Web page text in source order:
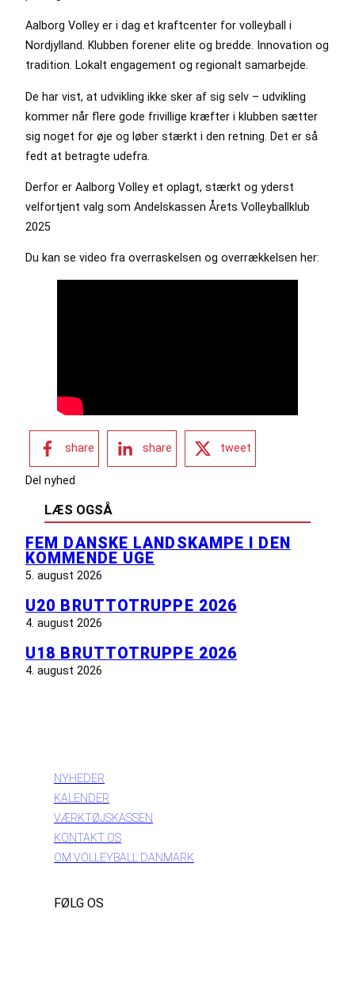
Aalborg Volley er i dag et kraftcenter for volleyball i
Nordjylland. Klubben forener elite og bredde. Innovation og
tradition. Lokalt engagement og regionalt samarbejde.
De har vist, at udvikling ikke sker af sig selv – udvikling
kommer når flere gode frivillige kræfter i klubben sætter
sig noget for øje og løber stærkt i den retning. Det er så
fedt at betragte udefra.
Derfor er Aalborg Volley et oplagt, stærkt og yderst
velfortjent valg som Andelskassen Årets Volleyballklub
2025
Du kan se video fra overraskelsen og overrækkelsen her:
share share tweet
Del nyhed
LÆS OGSÅ
FEM DANSKE LANDSKAMPE I DEN
KOMMENDE UGE
5. august 2026
U20 BRUTTOTRUPPE 2026
4. august 2026
U18 BRUTTOTRUPPE 2026
4. august 2026
NYHEDER
KALENDER
VÆRKTØJSKASSEN
KONTAKT OS
OM VOLLEYBALL DANMARK
FØLG OS